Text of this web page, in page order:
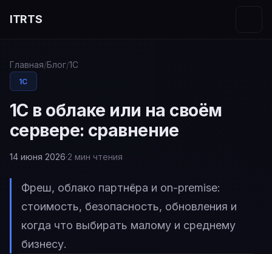
ITRTS
Главная/Блог/1С
1С
1С в облаке или на своём
сервере: сравнение
14 июня 2026·2 мин чтения
Фреш, облако партнёра и on-premise:
стоимость, безопасность, обновления и
когда что выбирать малому и среднему
бизнесу.